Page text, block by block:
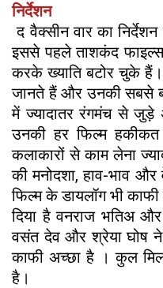
निर्देशन
द वैक्सीन वार का
इससे पहले ताशकंद
करके ख्याति बटोर चुके
जानते हैं और उनकी सबसे
में ज्यादातर रंगमंच से जुड़े
उनकी हर फिल्म
कलाकारों से काम लेना
की मनोदशा, हाव-भाव और
फिल्म के डायलॉग भी
दिया है वनराज भतिअ
वसंत देव और श्रेया घोष
काफी अच्छा है । कुल
है।